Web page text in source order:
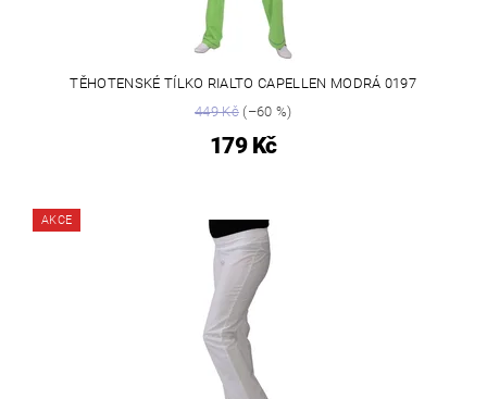
TĚHOTENSKÉ TÍLKO RIALTO CAPELLEN MODRÁ 0197
449 Kč(–60 %)
179 Kč
AKCE